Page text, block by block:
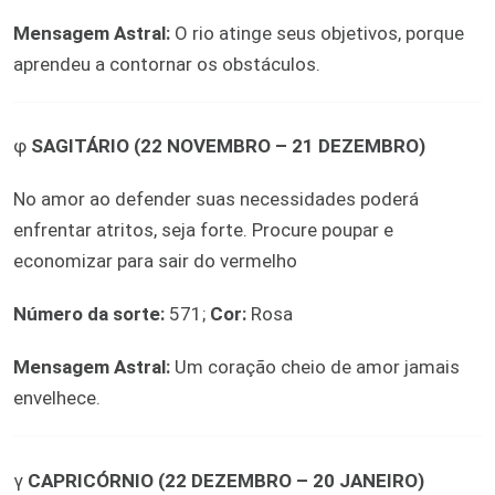
Mensagem Astral: O rio atinge seus objetivos, porque
aprendeu a contornar os obstáculos.
φ SAGITÁRIO (22 NOVEMBRO – 21 DEZEMBRO)
No amor ao defender suas necessidades poderá
enfrentar atritos, seja forte. Procure poupar e
economizar para sair do vermelho
Número da sorte: 571; Cor: Rosa
Mensagem Astral: Um coração cheio de amor jamais
envelhece.
γ CAPRICÓRNIO (22 DEZEMBRO – 20 JANEIRO)